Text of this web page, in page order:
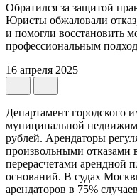
Обратился за защитой
Юристы обжаловали
и помогли восстановить
профессиональным
16 апреля 2025
Департамент городского
муниципальной
рублей. Арендаторы
произвольными отказами
перерасчетами арендной
оснований. В судах
арендаторов в 75%